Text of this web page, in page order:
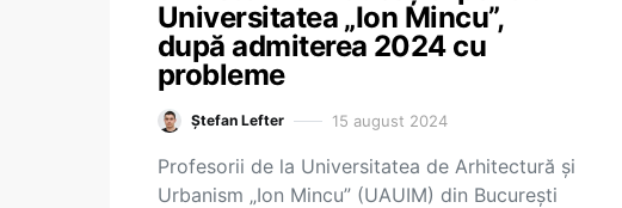
Universitatea „Ion Mincu”,
după admiterea 2024 cu
probleme
Ștefan Lefter 15 august 2024
Profesorii de la Universitatea de Arhitectură și
Urbanism „Ion Mincu” (UAUIM) din București